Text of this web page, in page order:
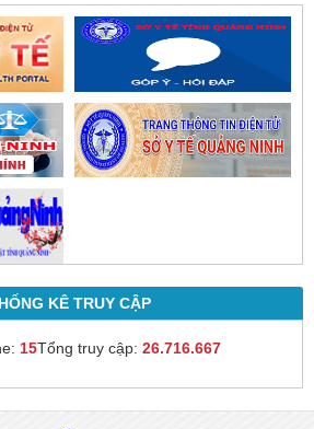
KÊ TRUY CẬP
15Tổng truy cập: 26.716.667